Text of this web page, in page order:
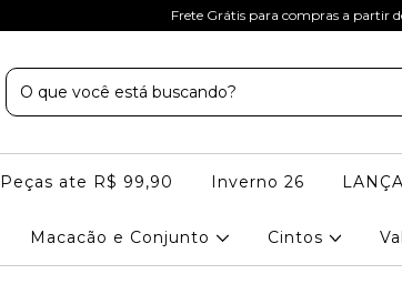
Frete Grátis para compras a partir
Peças ate R$ 99,90 Inverno 26
Macacão e Conjunto Cintos